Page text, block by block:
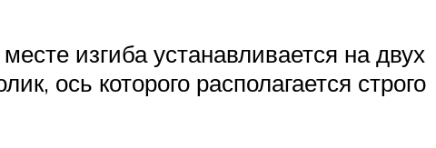
изгиба устанавливается на двух
ось которого располагается строго